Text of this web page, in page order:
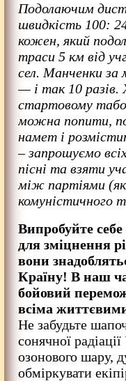
Подолаючим
швидкість 100:
кожен, який
траси 5 км від
сел. Манченки за
— і так 10
стартовому
можна попити,
намет і
– запрошуємо
пісні та взяти
між партіями
комуністичного
Випробуйте
для зміцнення
вони
Країну! В наш
бойовий
всіма
Не забудьте
сонячної
озонового шару,
обміркувати